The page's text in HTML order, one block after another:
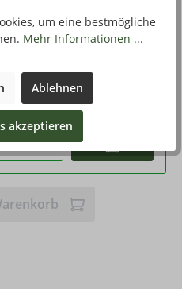
für Kartuschen
um eine bestmögliche
Mehr Informationen ...
Ablehnen
akzeptieren